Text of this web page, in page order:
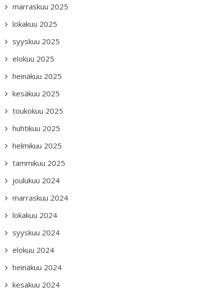
marraskuu 2025
lokakuu 2025
syyskuu 2025
elokuu 2025
heinäkuu 2025
kesäkuu 2025
toukokuu 2025
huhtikuu 2025
helmikuu 2025
tammikuu 2025
joulukuu 2024
marraskuu 2024
lokakuu 2024
syyskuu 2024
elokuu 2024
heinäkuu 2024
kesäkuu 2024